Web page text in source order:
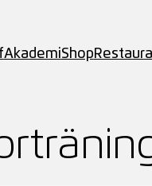
AkademiShop